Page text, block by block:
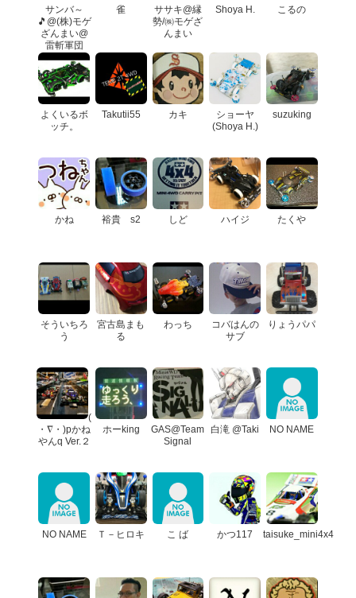
サンバ～
🎵@(株)モゲ
ざんまい@
雷斬軍団
雀
ササキ@縁
勢/㈱モゲざ
んまい
Shoya H. こるの
よくいるボ
ッチ。
Takutii55 カキ
ショーヤ
(Shoya H.)
suzuking
かね 裕貴 s2 しど ハイジ たくや
そういちろ
う
宮古島まも
る
わっち
コバはんの
サブ
りょうパパ
(
・∇・)pかね
やんq Ver.２
ホーking
GAS@Team
Signal
白滝 @Taki NO NAME
NO NAME Ｔ－ヒロキ こ ば かつ117 taisuke_mini4x4